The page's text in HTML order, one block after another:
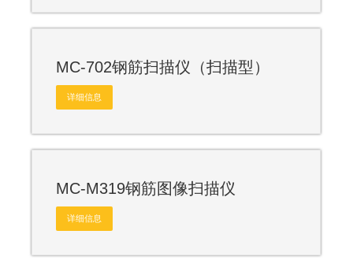
MC-702钢筋扫描仪（扫描型）
详细信息
MC-M319钢筋图像扫描仪
详细信息